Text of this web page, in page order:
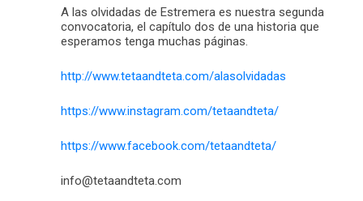
A las olvidadas de Estremera es nuestra segunda
convocatoria, el capítulo dos de una historia que
esperamos tenga muchas páginas.
http://www.tetaandteta.com/alasolvidadas
https://www.instagram.com/tetaandteta/
https://www.facebook.com/tetaandteta/
info@tetaandteta.com